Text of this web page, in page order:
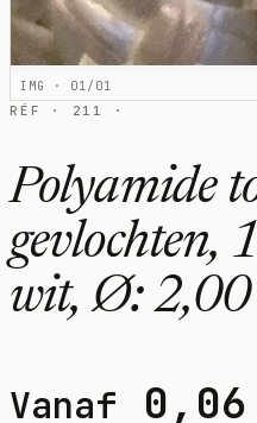
IMG · 01/01
RÉF · 211 ·
Polyamide
gevlochten,
wit, Ø:
Vanaf 0,06